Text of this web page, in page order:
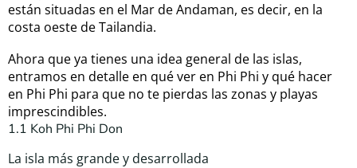
están situadas en el Mar de Andaman, es decir, en la
costa oeste de Tailandia.
Ahora que ya tienes una idea general de las islas,
entramos en detalle en qué ver en Phi Phi y qué hacer
en Phi Phi para que no te pierdas las zonas y playas
imprescindibles.
1.1 Koh Phi Phi Don
La isla más grande y desarrollada